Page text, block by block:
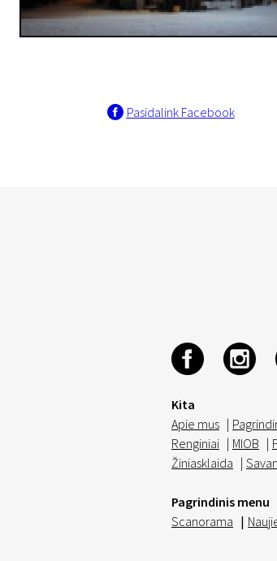
Pasidalink Facebook
Kita
Apie mus |
Renginiai | MIOB |
Žiniasklaida |
Pagrindinis menu
Scanorama |